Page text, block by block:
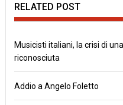
RELATED POST
Musicisti italiani, la crisi di
riconosciuta
Addio a Angelo Foletto